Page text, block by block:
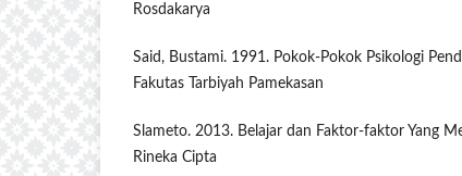
Rosdakarya
Said, Bustami. 1991. Pokok-Pokok Psikologi
Fakutas Tarbiyah Pamekasan
Slameto. 2013. Belajar dan Faktor-faktor Yang
Rineka Cipta